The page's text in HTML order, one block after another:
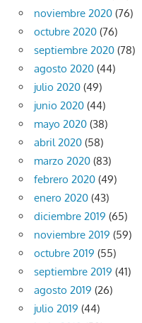
noviembre 2020 (76)
octubre 2020 (76)
septiembre 2020 (78)
agosto 2020 (44)
julio 2020 (49)
junio 2020 (44)
mayo 2020 (38)
abril 2020 (58)
marzo 2020 (83)
febrero 2020 (49)
enero 2020 (43)
diciembre 2019 (65)
noviembre 2019 (59)
octubre 2019 (55)
septiembre 2019 (41)
agosto 2019 (26)
julio 2019 (44)